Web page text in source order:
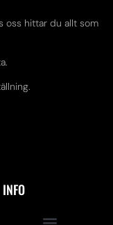
oss hittar du allt som
INFO